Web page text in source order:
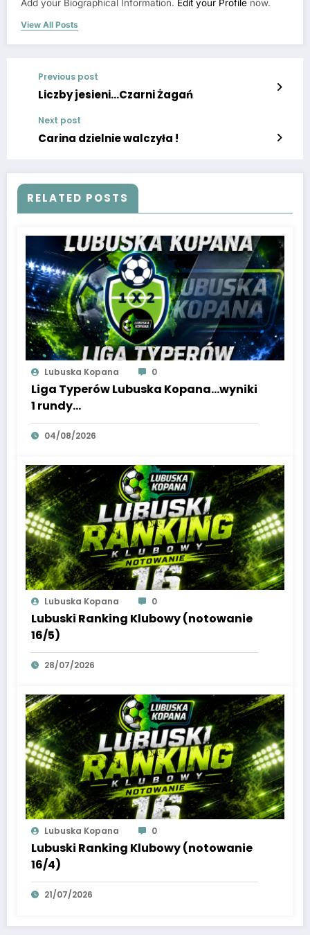
Add your Biographical Information. Edit your Profile now.
View All Posts
Previous post
Liczby jesieni…Czarni Żagań
Next post
Carina dzielnie walczyła !
RELATED POSTS
Lubuska Kopana 0
Liga Typerów Lubuska Kopana…wyniki
1 rundy…
04/08/2026
Lubuska Kopana 0
Lubuski Ranking Klubowy (notowanie
16/5)
28/07/2026
Lubuska Kopana 0
Lubuski Ranking Klubowy (notowanie
16/4)
21/07/2026